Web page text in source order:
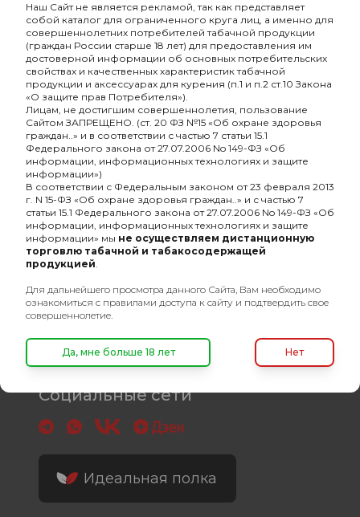
Оптовый портал
товаров для кальяна
8 (495) 740-22-08
8 (800) 222-82-00
Время работы
пн-пт: с 10:00 до 19:00
info@oshisha.net
О компании
Покупателям
Связаться с нами
Социальные сети
Идеальная полка
Наш Сайт не является рекламой, так как представляет
собой каталог для ограниченного круга лиц, а именно для
совершеннолетних потребителей табачной продукции
(граждан России старше 18 лет) для предоставления им
достоверной информации об основных потребительских
свойствах и качественных характеристик табачной
продукции и аксессуарах для курения (п.1 и п.2 ст.10 Закона
«О защите прав Потребителя»).
Лицам, не достигшим совершеннолетия, пользование
Сайтом ЗАПРЕЩЕНО. (ст. 20 ФЗ №15 «Об охране здоровья
граждан..» и в соответствии с частью 7 статьи 15.1
Федерального закона от 27.07.2006 No 149-ФЗ «Об
информации, информационных технологиях и защите
информации»)
В соответствии с Федеральным законом от 23 февраля 2013
г. N 15-ФЗ «Об охране здоровья граждан..» и с частью 7
статьи 15.1 Федерального закона от 27.07.2006 No 149-ФЗ «Об
информации, информационных технологиях и защите
информации» мы не осуществляем дистанционную
торговлю табачной и табакосодержащей
продукцией.
Для дальнейшего просмотра данного Сайта, Вам необходимо
ознакомиться с правилами доступа к сайту и подтвердить свое
совершеннолетие.
Да, мне больше 18 лет Нет